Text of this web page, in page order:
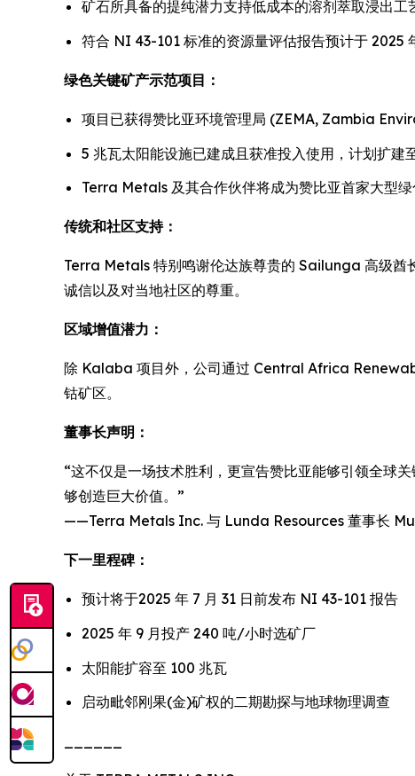
矿石所具备的提纯潜力支持低成本的溶剂萃取浸出
符合 NI 43-101 标准的资源量评估报告预计于 2025
绿色关键矿产示范项目：
项目已获得赞比亚环境管理局 (ZEMA, Zambia
5 兆瓦太阳能设施已建成且获准投入使用，计划扩建
Terra Metals 及其合作伙伴将成为赞比亚首家大型绿
传统和社区支持：
Terra Metals 特别鸣谢伦达族尊贵的 Sailunga 高级酋
诚信以及对当地社区的尊重。
区域增值潜力：
除 Kalaba 项目外，公司通过 Central Africa
钴矿区。
董事长声明：
“这不仅是一场技术胜利，更宣告赞比亚能够引领全球
够创造巨大价值。”
——Terra Metals Inc. 与 Lunda Resources 董事长
下一里程碑：
预计将于2025 年 7 月 31 日前发布 NI 43-101 报告
2025 年 9 月投产 240 吨/小时选矿厂
太阳能扩容至 100 兆瓦
启动毗邻刚果(金)矿权的二期勘探与地球物理调查